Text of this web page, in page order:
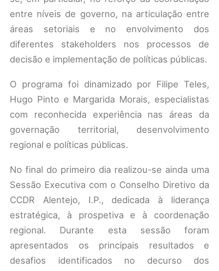
entre níveis de governo, na articulação entre
áreas setoriais e no envolvimento dos
diferentes stakeholders nos processos de
decisão e implementação de políticas públicas.
O programa foi dinamizado por Filipe Teles,
Hugo Pinto e Margarida Morais, especialistas
com reconhecida experiência nas áreas da
governação territorial, desenvolvimento
regional e políticas públicas.
No final do primeiro dia realizou-se ainda uma
Sessão Executiva com o Conselho Diretivo da
CCDR Alentejo, I.P., dedicada à liderança
estratégica, à prospetiva e à coordenação
regional. Durante esta sessão foram
apresentados os principais resultados e
desafios identificados no decurso dos